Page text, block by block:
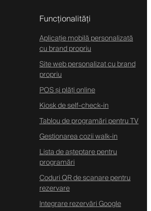
Funcționalități
Aplicație mobilă personalizată
cu brand propriu
Site web personalizat cu brand
propriu
POS și plăți online
Kiosk de self-check-in
Tablou de programări pentru TV
Gestionarea cozii walk-in
Lista de așteptare pentru
programări
Coduri QR de scanare pentru
rezervare
Integrare rezervări Google